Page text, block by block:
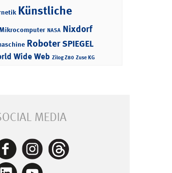
Künstliche
NASA Nixdorf
RoboterSPIEGEL
Wide Web Zilog Z80 Zuse KG
MEDIA